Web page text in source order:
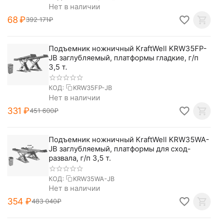
Нет в наличии
‍68‍ ₽392 171₽
Подъемник ножничный KraftWell KRW35FP-
JB заглубляемый, платформы гладкие, г/п
3,5 т.
КОД: KRW35FP-JB
Нет в наличии
‍331‍ ₽451 600₽
Подъемник ножничный KraftWell KRW35WA-
JB заглубляемый, платформы для сход-
развала, г/п 3,5 т.
КОД: KRW35WA-JB
Нет в наличии
‍354‍ ₽483 040₽